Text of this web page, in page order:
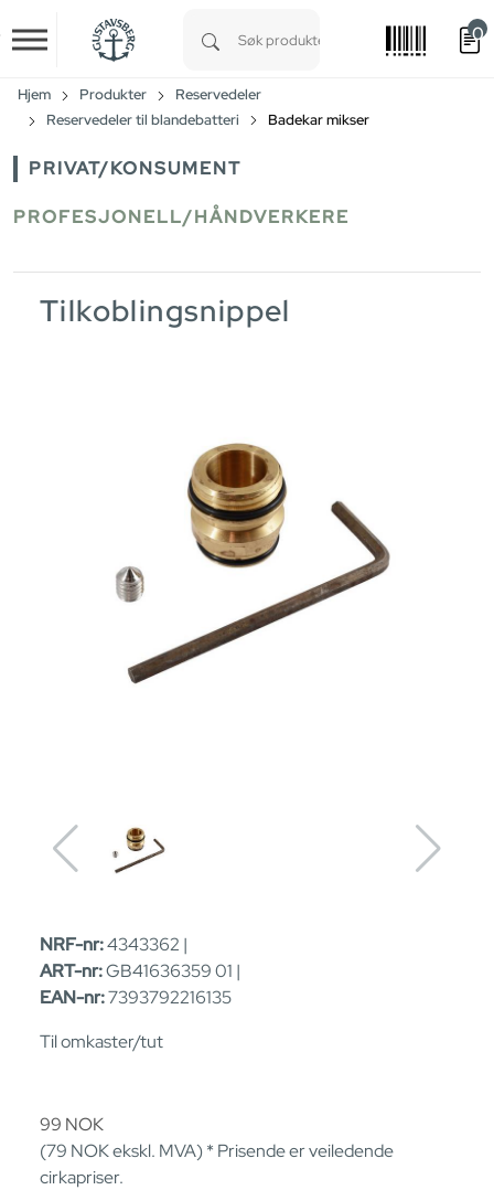
Skip to main content
0
Hjem Produkter
Reservedeler
Reservedeler til blandebatteri
Badekar mikser
PRIVAT/KONSUMENT
PROFESJONELL/HÅNDVERKERE
Tilkoblingsnippel
NRF-nr:4343362 |
ART-nr:GB41636359 01 |
EAN-nr:7393792216135
Til omkaster/tut
99 NOK
(79 NOKekskl. MVA) * Prisende er veiledende
cirkapriser.